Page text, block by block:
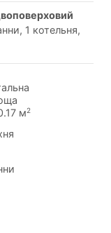
1 котельня,
м2